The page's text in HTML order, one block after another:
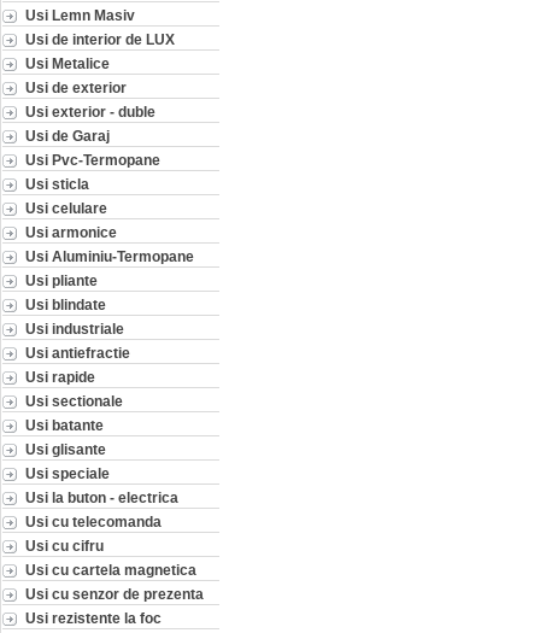
Usi Lemn Masiv
Usi de interior de LUX
Usi Metalice
Usi de exterior
Usi exterior - duble
Usi de Garaj
Usi Pvc-Termopane
Usi sticla
Usi celulare
Usi armonice
Usi Aluminiu-Termopane
Usi pliante
Usi blindate
Usi industriale
Usi antiefractie
Usi rapide
Usi sectionale
Usi batante
Usi glisante
Usi speciale
Usi la buton - electrica
Usi cu telecomanda
Usi cu cifru
Usi cu cartela magnetica
Usi cu senzor de prezenta
Usi rezistente la foc